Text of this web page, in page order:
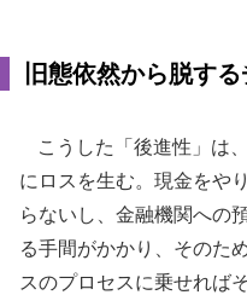
旧態依然から脱す
こうした「後進性」は
にロスを生む。現金をや
らないし、金融機関への
る手間がかかり、そのた
スのプロセスに乗せれば